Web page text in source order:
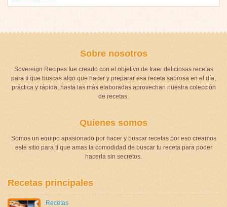
Sobre nosotros
Sovereign Recipes fue creado con el objetivo de traer deliciosas recetas
para ti que buscas algo que hacer y preparar esa receta sabrosa en el día,
práctica y rápida, hasta las más elaboradas aprovechan nuestra colección
de recetas.
Quienes somos
Somos un equipo apasionado por hacer y buscar recetas por eso creamos
este sitio para ti que amas la comodidad de buscar tu receta para poder
hacerla sin secretos.
Recetas principales
Recetas